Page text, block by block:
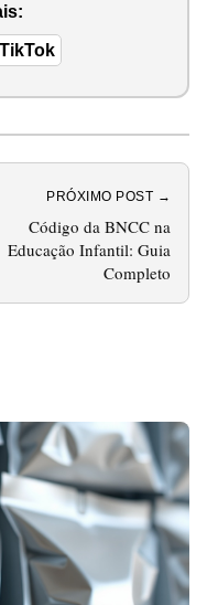
TikTok
PRÓXIMO POST →
Código da BNCC na
Educação Infantil: Guia
Completo